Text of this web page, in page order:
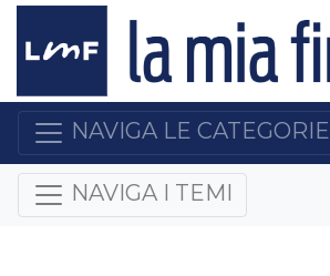
NAVIGA LE CATEGORIE
NAVIGA I TEMI